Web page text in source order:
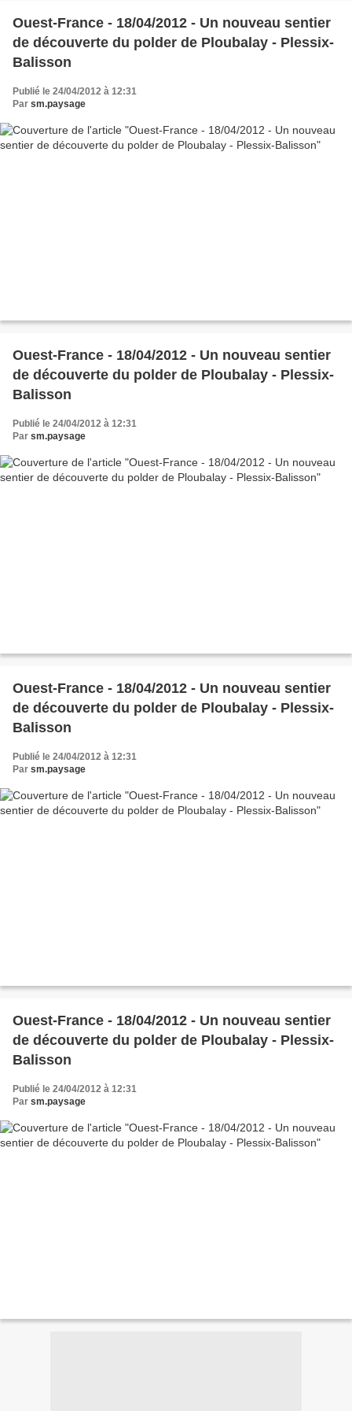
Ouest-France - 18/04/2012 - Un nouveau sentier
de découverte du polder de Ploubalay - Plessix-
Balisson
Publié le 24/04/2012 à 12:31
Par sm.paysage
Ouest-France - 18/04/2012 - Un nouveau sentier
de découverte du polder de Ploubalay - Plessix-
Balisson
Publié le 24/04/2012 à 12:31
Par sm.paysage
Ouest-France - 18/04/2012 - Un nouveau sentier
de découverte du polder de Ploubalay - Plessix-
Balisson
Publié le 24/04/2012 à 12:31
Par sm.paysage
Ouest-France - 18/04/2012 - Un nouveau sentier
de découverte du polder de Ploubalay - Plessix-
Balisson
Publié le 24/04/2012 à 12:31
Par sm.paysage